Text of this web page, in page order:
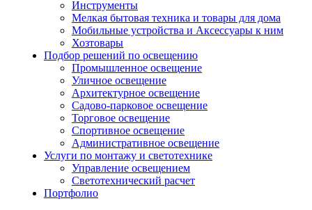
Инструменты
Мелкая бытовая техника и товары для дома
Мобильные устройства и Аксессуары к ним
Хозтовары
Подбор решений по освещению
Промышленное освещение
Уличное освещение
Архитектурное освещение
Садово-парковое освещение
Торговое освещение
Спортивное освещение
Административное освещение
Услуги по монтажу и светотехнике
Управление освещением
Светотехнический расчет
Портфолио